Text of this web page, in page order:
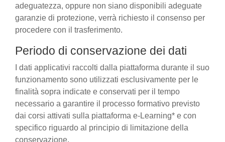
adeguatezza, oppure non siano disponibili adeguate
garanzie di protezione, verrà richiesto il consenso per
procedere con il trasferimento.
Periodo di conservazione dei dati
I dati applicativi raccolti dalla piattaforma durante il suo
funzionamento sono utilizzati esclusivamente per le
finalità sopra indicate e conservati per il tempo
necessario a garantire il processo formativo previsto
dai corsi attivati sulla piattaforma e-Learning* e con
specifico riguardo al principio di limitazione della
conservazione.